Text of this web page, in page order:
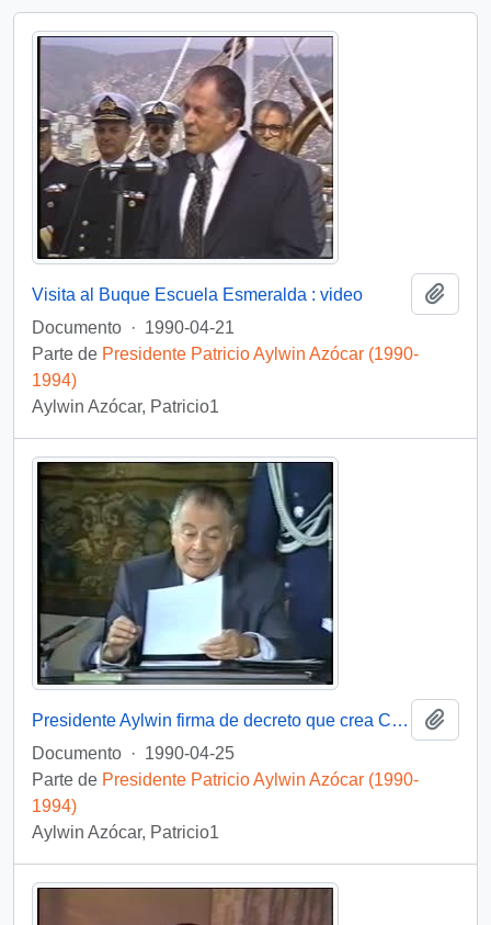
Visita al Buque Escuela Esmeralda : video
Documento · 1990-04-21
Parte de Presidente Patricio Aylwin Azócar (1990-
1994)
Aylwin Azócar, Patricio1
Presidente Aylwin firma de decreto que crea Comisión Nacional de Verdad y Reconciliación: video
Documento · 1990-04-25
Parte de Presidente Patricio Aylwin Azócar (1990-
1994)
Aylwin Azócar, Patricio1